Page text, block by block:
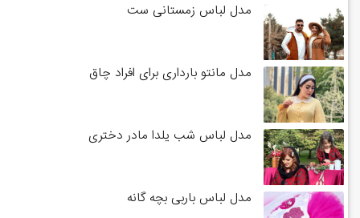
مدل لباس زمستانی ست
مدل مانتو بارداری برای افراد چاق
مدل لباس شب یلدا مادر دختری
مدل لباس باربی بچه گانه